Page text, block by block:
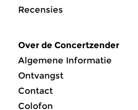
Recensies
Over de Concertzender
Algemene Informatie
Ontvangst
Contact
Colofon